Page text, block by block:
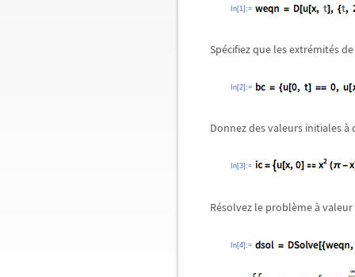
In[1]:=
Spécifiez que les extrémités
In[2]:=
Donnez des valeurs initiales
In[3]:=
Résolvez le problème à
In[4]:=